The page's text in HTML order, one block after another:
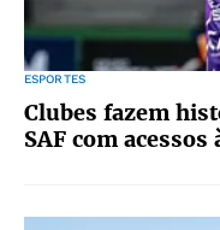
ESPORTES
Clubes fazem
SAF com acessos